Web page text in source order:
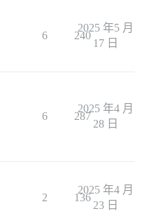
6 240
2025 年5 月
17 日
6 287
2025 年4 月
28 日
2 136
2025 年4 月
23 日